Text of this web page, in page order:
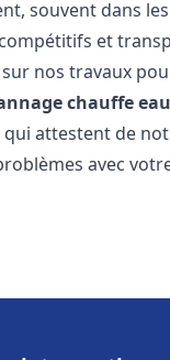
souvent dans
et
nos travaux
chauffe eau
qui attestent de
avec